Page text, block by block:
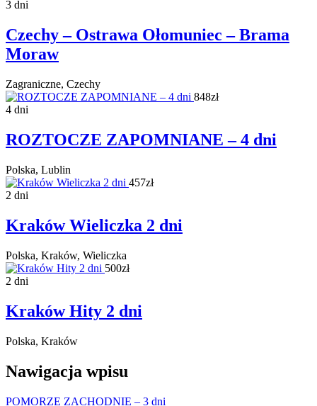
3 dni
Czechy – Ostrawa Ołomuniec – Brama
Moraw
Zagraniczne, Czechy
848zł
4 dni
ROZTOCZE ZAPOMNIANE – 4 dni
Polska, Lublin
457zł
2 dni
Kraków Wieliczka 2 dni
Polska, Kraków, Wieliczka
500zł
2 dni
Kraków Hity 2 dni
Polska, Kraków
Nawigacja wpisu
POMORZE ZACHODNIE – 3 dni